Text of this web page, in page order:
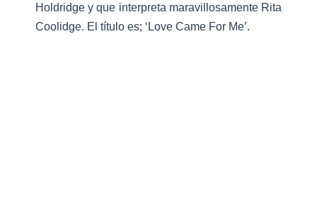
Holdridge y que interpreta maravillosamente Rita
Coolidge. El título es; ‘Love Came For Me’.